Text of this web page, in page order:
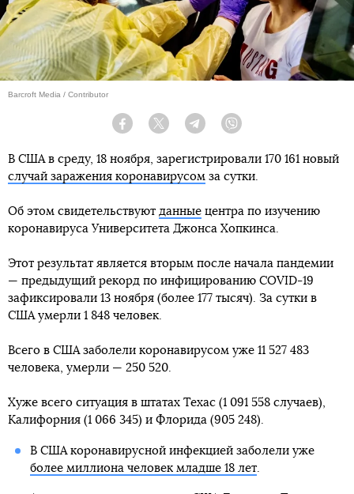
Barcroft Media / Contributor
Facebook Twitter Telegram
В США в среду, 18 ноября, зарегистрировали 170 161 новый
случай заражения коронавирусом за сутки.
Об этом свидетельствуют данные центра по изучению
коронавируса Университета Джонса Хопкинса.
Этот результат является вторым после начала пандемии
— предыдущий рекорд по инфицированию COVID-19
зафиксировали 13 ноября (более 177 тысяч). За сутки в
США умерли 1 848 человек.
Всего в США заболели коронавирусом уже 11 527 483
человека, умерли — 250 520.
Хуже всего ситуация в штатах Техас (1 091 558 случаев),
Калифорния (1 066 345) и Флорида (905 248).
В США коронавирусной инфекцией заболели уже
более миллиона человек младше 18 лет.